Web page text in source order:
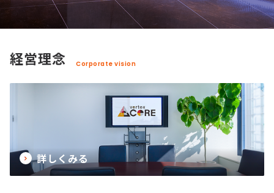
経営理念 Corporate vision
詳しくみる